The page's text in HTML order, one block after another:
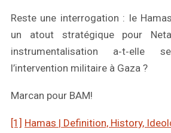
Reste une interrogation : le
un atout stratégique pour
instrumentalisation a‑t‑elle
l’intervention militaire à Gaza ?
Marcan pour BAM!
[1] Hamas | Definition, History,